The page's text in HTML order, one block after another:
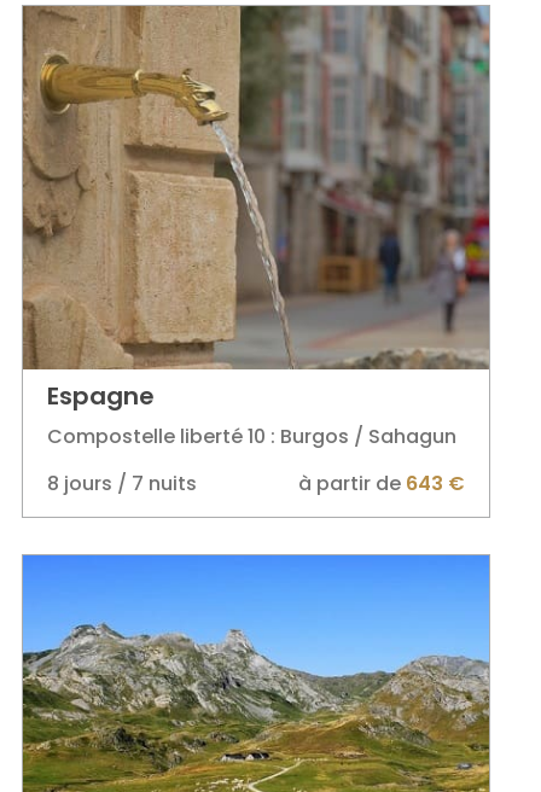
Espagne
Compostelle liberté 10 : Burgos / Sahagun
8 jours / 7 nuits
à partir de 643 €